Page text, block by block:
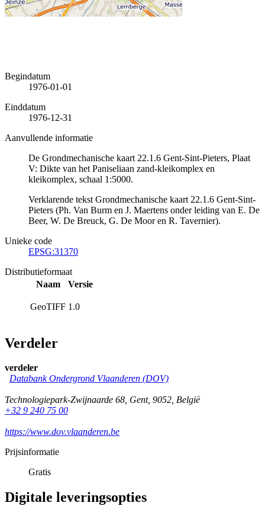
Begindatum
1976-01-01
Einddatum
1976-12-31
Aanvullende informatie
De Grondmechanische kaart 22.1.6 Gent-Sint-Pieters, Plaat
V: Dikte van het Paniseliaan zand-kleikomplex en
kleikomplex, schaal 1:5000.
Verklarende tekst Grondmechanische kaart 22.1.6 Gent-Sint-
Pieters (Ph. Van Burm en J. Maertens onder leiding van E. De
Beer, W. De Breuck, G. De Moor en R. Tavernier).
Unieke code
EPSG:31370
Distributieformaat
Naam
Versie
GeoTIFF 1.0
Verdeler
verdeler
Databank Ondergrond Vlaanderen (DOV)
Technologiepark-Zwijnaarde 68, Gent, 9052, België
+32 9 240 75 00
https://www.dov.vlaanderen.be
Prijsinformatie
Gratis
Digitale leveringsopties